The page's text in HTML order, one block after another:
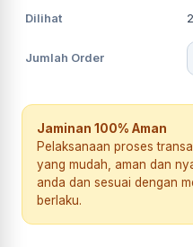
Dilihat
Jumlah Order
Jaminan 100% Aman
Pelaksanaan proses
yang mudah, aman dan
anda dan sesuai dengan
berlaku.